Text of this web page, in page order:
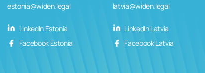
estonia@widen.legal
LinkedIn Estonia
Facebook Estonia
latvia@widen.legal
LinkedIn Latvia
Facebook Latvia